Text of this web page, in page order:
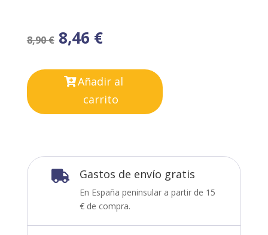
8,90€ 8,46 €
Añadir al
carrito
 Gastos de envío gratis
En España peninsular a partir de 15
€ de compra.